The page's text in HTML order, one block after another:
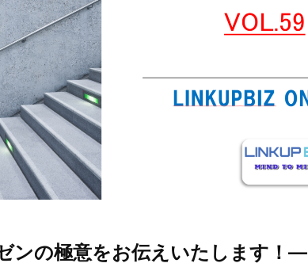
ンの極意をお伝えいたします！ ―